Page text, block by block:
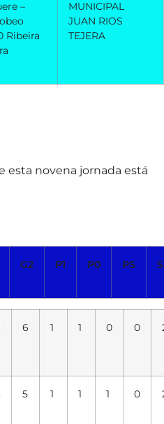
–
Ribeira
MUNICIPAL
JUAN RIOS
TEJERA
esta novena jornada está
G2 P1 P0 PS
6 1 1 0 0
5 1 1 1 0